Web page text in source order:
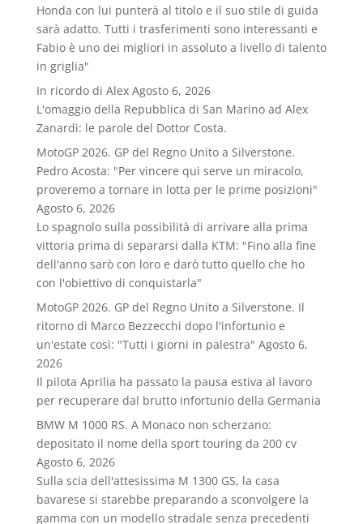
Honda con lui punterà al titolo e il suo stile di guida
sarà adatto. Tutti i trasferimenti sono interessanti e
Fabio è uno dei migliori in assoluto a livello di talento
in griglia"
In ricordo di Alex Agosto 6, 2026
L'omaggio della Repubblica di San Marino ad Alex
Zanardi: le parole del Dottor Costa.
MotoGP 2026. GP del Regno Unito a Silverstone.
Pedro Acosta: "Per vincere qui serve un miracolo,
proveremo a tornare in lotta per le prime posizioni"
Agosto 6, 2026
Lo spagnolo sulla possibilità di arrivare alla prima
vittoria prima di separarsi dalla KTM: "Fino alla fine
dell'anno sarò con loro e darò tutto quello che ho
con l'obiettivo di conquistarla"
MotoGP 2026. GP del Regno Unito a Silverstone. Il
ritorno di Marco Bezzecchi dopo l'infortunio e
un'estate così: "Tutti i giorni in palestra" Agosto 6,
2026
Il pilota Aprilia ha passato la pausa estiva al lavoro
per recuperare dal brutto infortunio della Germania
BMW M 1000 RS. A Monaco non scherzano:
depositato il nome della sport touring da 200 cv
Agosto 6, 2026
Sulla scia dell'attesissima M 1300 GS, la casa
bavarese si starebbe preparando a sconvolgere la
gamma con un modello stradale senza precedenti